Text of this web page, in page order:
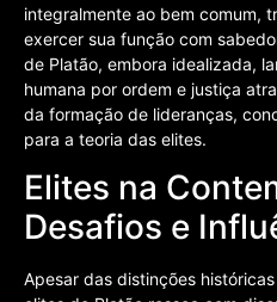
integralmente ao bem comum,
exercer sua função com
de Platão, embora idealizada,
humana por ordem e justiça
da formação de lideranças,
para a teoria das elites.
Elites na
Desafios e
Apesar das distinções